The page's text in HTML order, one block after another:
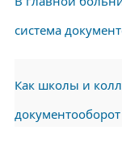
система
Как школы и